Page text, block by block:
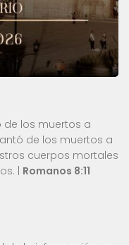
de los muertos a
de los muertos a
cuerpos mortales
| Romanos 8:11